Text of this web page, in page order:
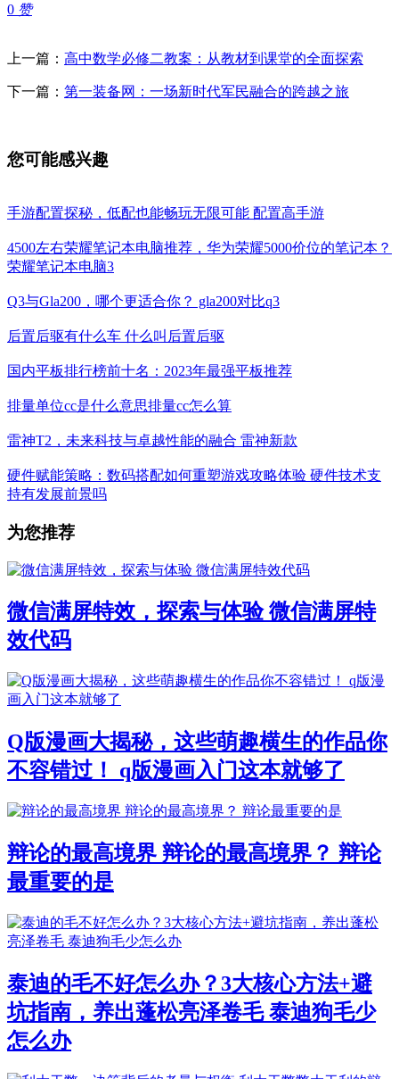
0 赞
上一篇： 高中数学必修二教案：从教材到课堂的全面探索
下一篇： 第一装备网：一场新时代军民融合的跨越之旅
您可能感兴趣
手游配置探秘，低配也能畅玩无限可能 配置高手游
4500左右荣耀笔记本电脑推荐，华为荣耀5000价位的笔记本？
荣耀笔记本电脑3
Q3与Gla200，哪个更适合你？ gla200对比q3
后置后驱有什么车 什么叫后置后驱
国内平板排行榜前十名：2023年最强平板推荐
排量单位cc是什么意思排量cc怎么算
雷神T2，未来科技与卓越性能的融合 雷神新款
硬件赋能策略：数码搭配如何重塑游戏攻略体验 硬件技术支
持有发展前景吗
为您推荐
微信满屏特效，探索与体验 微信满屏特
效代码
Q版漫画大揭秘，这些萌趣横生的作品你
不容错过！ q版漫画入门这本就够了
辩论的最高境界 辩论的最高境界？ 辩论
最重要的是
泰迪的毛不好怎么办？3大核心方法+避
坑指南，养出蓬松亮泽卷毛 泰迪狗毛少
怎么办